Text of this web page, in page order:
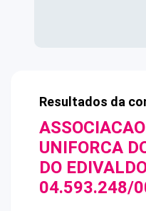
Resultados da
UNIFORCA
DO
04.593.248/